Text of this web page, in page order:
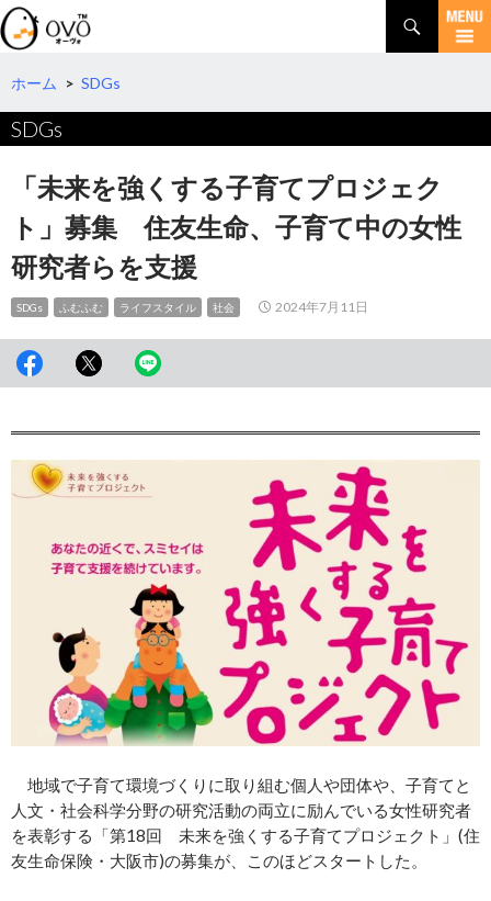
検
索
コ
テ
ツ
へ
ホーム > SDGs
SDGs
「未来を強くする子育てプロジェク
ト」募集 住友生命、子育て中の女性
研究者らを支援
SDGs ふむふむ ライフスタイル 社会 2024年7月11日
地域で子育て環境づくりに取り組む個人や団体や、子育てと
人文・社会科学分野の研究活動の両立に励んでいる女性研究者
を表彰する「第18回 未来を強くする子育てプロジェクト」(住
友生命保険・大阪市)の募集が、このほどスタートした。